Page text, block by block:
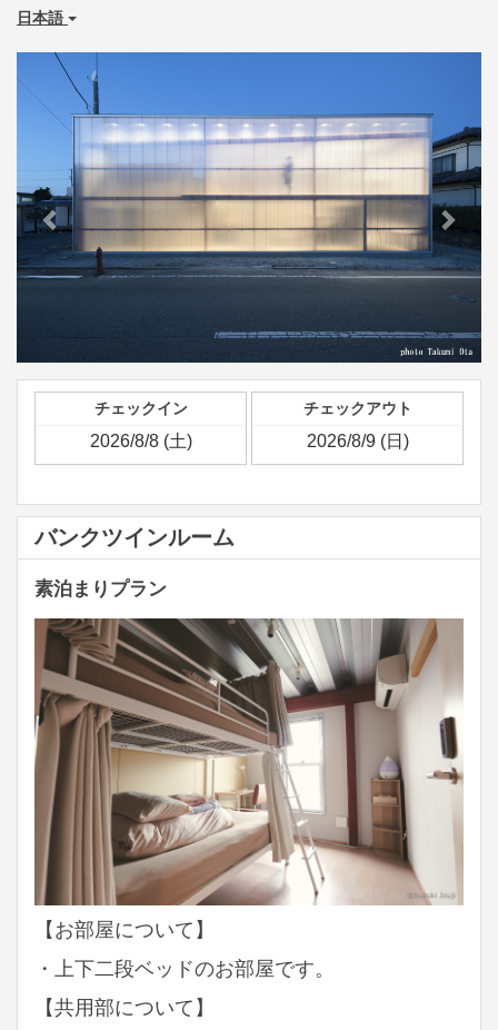
日本語
Previous
チェックイン チェックアウト
バンクツインルーム
素泊まりプラン
【お部屋について】
・上下二段ベッドのお部屋です。
【共用部について】